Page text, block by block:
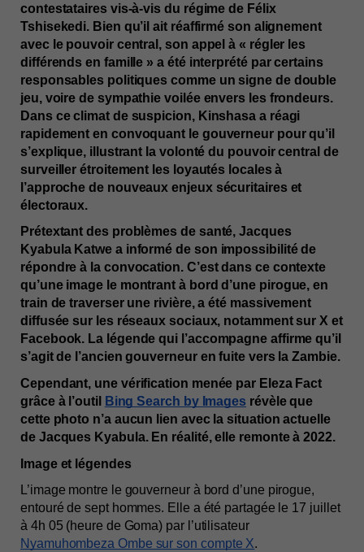
contestataires vis-à-vis du régime de Félix
Tshisekedi. Bien qu’il ait réaffirmé son alignement
avec le pouvoir central, son appel à « régler les
différends en famille » a été interprété par certains
responsables politiques comme un signe de double
jeu, voire de sympathie voilée envers les frondeurs.
Dans ce climat de suspicion, Kinshasa a réagi
rapidement en convoquant le gouverneur pour qu’il
s’explique, illustrant la volonté du pouvoir central de
surveiller étroitement les loyautés locales à
l’approche de nouveaux enjeux sécuritaires et
électoraux.
Prétextant des problèmes de santé, Jacques
Kyabula Katwe a informé de son impossibilité de
répondre à la convocation. C’est dans ce contexte
qu’une image le montrant à bord d’une pirogue, en
train de traverser une rivière, a été massivement
diffusée sur les réseaux sociaux, notamment sur X et
Facebook. La légende qui l’accompagne affirme qu’il
s’agit de l’ancien gouverneur en fuite vers la Zambie.
Cependant, une vérification menée par Eleza Fact
grâce à l’outil
Bing Search by Images révèle que
cette photo n’a aucun lien avec la situation actuelle
de Jacques Kyabula. En réalité, elle remonte à 2022.
Image et légendes
L’image montre le gouverneur à bord d’une pirogue,
entouré de sept hommes. Elle a été partagée le 17 juillet
à 4h 05 (heure de Goma) par l’utilisateur
Nyamuhombeza Ombe sur son compte X.